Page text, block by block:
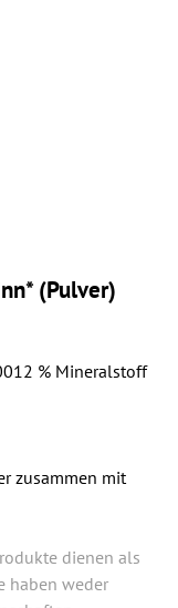
(Pulver)
% Mineralstoff
zusammen mit
dienen als
haben weder